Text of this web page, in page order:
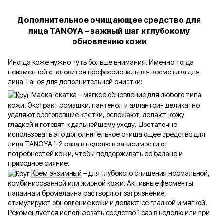
Дополнительное очищающее средство для
лица TANOYA – важный шаг к глубокому
обновлению кожи
Иногда коже нужно чуть больше внимания. Именно тогда
неизменной становится профессиональная косметика для
лица Таноя для дополнительной очистки:
Маска-скатка – мягкое обновление для любого типа
кожи. Экстракт ромашки, пантенол и аллантоин деликатно
удаляют ороговевшие клетки, освежают, делают кожу
гладкой и готовят к дальнейшему уходу. Достаточно
использовать это дополнительное очищающее средство для
лица TANOYA 1-2 раза в неделю в зависимости от
потребностей кожи, чтобы поддерживать ее баланс и
природное сияние.
Крем энзимный – для глубокого очищения нормальной,
комбинированной или жирной кожи. Активные ферменты
папаина и бромелаина растворяют загрязнение,
стимулируют обновление кожи и делают ее гладкой и мягкой.
Рекомендуется использовать средство 1 раз в неделю или при